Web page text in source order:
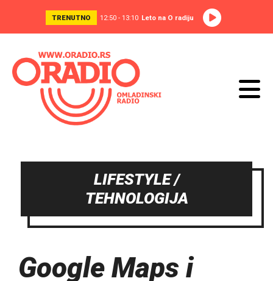
TRENUTNO 12:50 - 13:10 Leto na O radiju
LIFESTYLE /
TEHNOLOGIJA
Google Maps i